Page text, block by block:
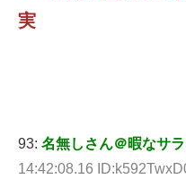
実
93: 名無しさん＠暇なサ
14:42:08.16